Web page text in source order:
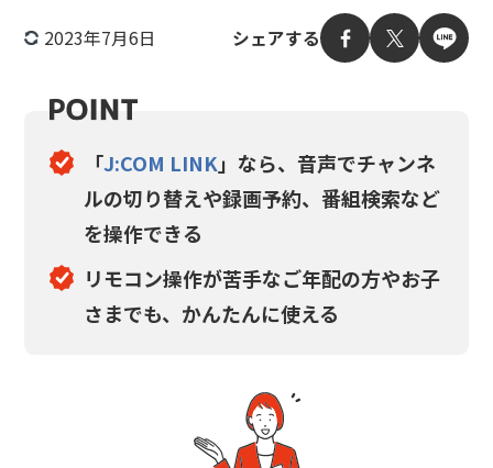
2023年7月6日 シェアする
「J:COM LINK」なら、音声でチャンネ
ルの切り替えや録画予約、番組検索など
を操作できる
リモコン操作が苦手なご年配の方やお子
さまでも、 かんたんに使える